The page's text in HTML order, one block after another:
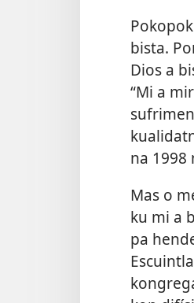
bista.
Dios a
“Mi a
na 1998
Mas o
ku mi a
pa